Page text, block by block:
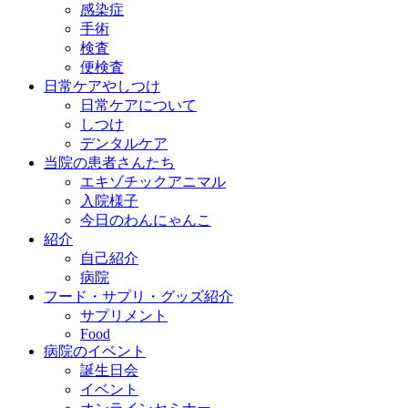
感染症
手術
検査
便検査
日常ケアやしつけ
日常ケアについて
しつけ
デンタルケア
当院の患者さんたち
エキゾチックアニマル
入院様子
今日のわんにゃんこ
紹介
自己紹介
病院
フード・サプリ・グッズ紹介
サプリメント
Food
病院のイベント
誕生日会
イベント